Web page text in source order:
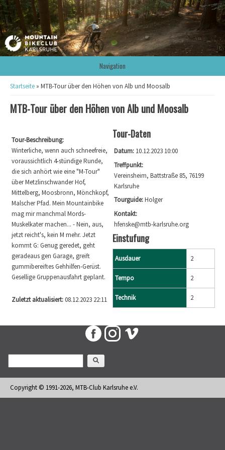
Navigation
Sie sind hier
Startseite » MTB-Tour über den Höhen von Alb und Moosalb
MTB-Tour über den Höhen von Alb und Moosalb
Tour-Beschreibung:
Winterliche, wenn auch schneefreie,
voraussichtlich 4-stündige Runde,
die sich anhört wie eine "M-Tour"
über Metzlinschwander Hof,
Mittelberg, Moosbronn, Mönchkopf,
Malscher Pfad. Mein Mountainbike
mag mir manchmal Mords-
Muskelkater machen... - Nein, aus,
jetzt reicht's, kein M mehr. Jetzt
kommt G: Genug geredet, geht
geradeaus gen Garage, greift
gummibereiftes Gehhilfen-Gerüst.
Gesellige Gruppenausfahrt geplant.
Zuletzt aktualisiert:08.12.2023 22:11
Tour-Daten
Datum: 10.12.2023 10:00
Treffpunkt:
Vereinsheim, Battstraße 85, 76199
Karlsruhe
Tourguide:Holger
Kontakt:
hfenske@mtb-karlsruhe.org
Einstufung
Ausdauer 2
Tempo 2
Technik 2
Suchformular
Copyright © 1991-2026, MTB-Club Karlsruhe e.V.